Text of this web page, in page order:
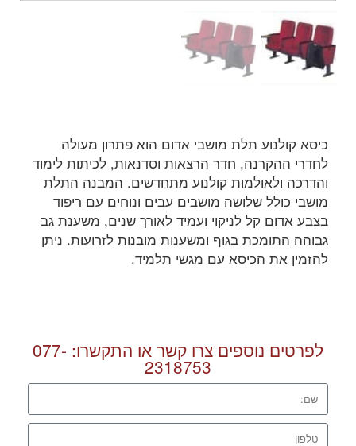
כיסא קולנוע תלת מושבי אדום הוא פתרון מעולה
לחדרי ההקרנה, חדר הרצאות וסדנאות, לכיתות לימוד
והדרכה ולאולמות קולנוע מתחדשים. המבנה התלת
מושבי כולל שלושה מושבים עבים ונוחים עם ריפוד
בצבע אדום קל לניקוי ועמיד לאורך שנים, משענת גב
גבוהה התומכת בגוף ומשענות מובנות לזרועות. ניתן
להזמין את הכיסא עם מגשי תלמיד.
לפרטים נוספים צרו קשר או התקשרו: 077-
2318753